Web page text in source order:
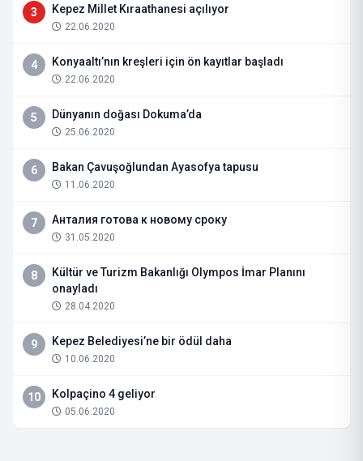
3 Kepez Millet Kıraathanesi açılıyor
22.06.2020
4 Konyaaltı’nın kreşleri için ön kayıtlar başladı
22.06.2020
5 Dünyanın doğası Dokuma’da
25.06.2020
6 Bakan Çavuşoğlundan Ayasofya tapusu
11.06.2020
7 Анталия готова к новому сроку
31.05.2020
8
Kültür ve Turizm Bakanlığı Olympos İmar Planını
onayladı
28.04.2020
9 Kepez Belediyesi’ne bir ödül daha
10.06.2020
10 Kolpaçino 4 geliyor
05.06.2020